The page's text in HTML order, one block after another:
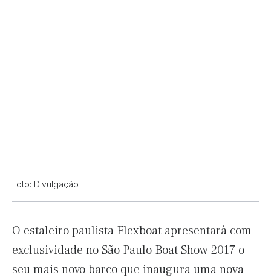
Foto: Divulgação
O estaleiro paulista Flexboat apresentará com
exclusividade no São Paulo Boat Show 2017 o
seu mais novo barco que inaugura uma nova